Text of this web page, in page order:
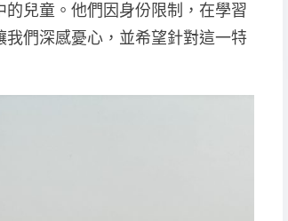
兒童。他們因身份限制，在學習
們深感憂心，並希望針對這一特